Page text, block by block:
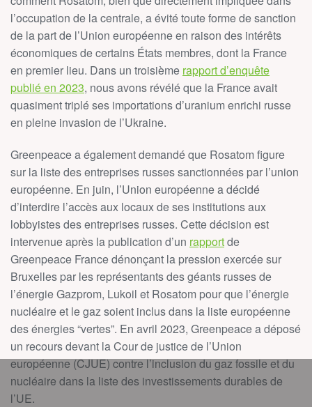
l’occupation de la centrale, a évité toute forme de sanction
de la part de l’Union européenne en raison des intérêts
économiques de certains États membres, dont la France
en premier lieu. Dans un troisième rapport d’enquête
publié en 2023, nous avons révélé que la France avait
quasiment triplé ses importations d’uranium enrichi russe
en pleine invasion de l’Ukraine.
Greenpeace a également demandé que Rosatom figure
sur la liste des entreprises russes sanctionnées par l’union
européenne. En juin, l’Union européenne a décidé
d’interdire l’accès aux locaux de ses institutions aux
lobbyistes des entreprises russes. Cette décision est
intervenue après la publication d’un rapportde
Greenpeace France dénonçant la pression exercée sur
Bruxelles par les représentants des géants russes de
l’énergie Gazprom, Lukoil et Rosatom pour que l’énergie
nucléaire et le gaz soient inclus dans la liste européenne
des énergies “vertes”. En avril 2023, Greenpeace a déposé
un recours devant la Cour de justice de l’Union
européenne (CJUE) contre l’inclusion du gaz fossile et du
nucléaire dans la liste des investissements durables de
l’UE.